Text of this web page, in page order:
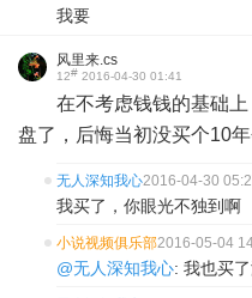
我要
风里来.cs
12# 2016-04-30 01:41
在不考虑钱钱的基础
盘了，后悔当初没买个10
无人深知我心2016-04-30
我买了，你眼光不独到啊
小说视频俱乐部2016-05-04
@无人深知我心: 我也买